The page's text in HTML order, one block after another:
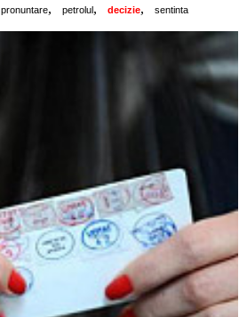
pronuntare, petrolul , decizie, sentinta